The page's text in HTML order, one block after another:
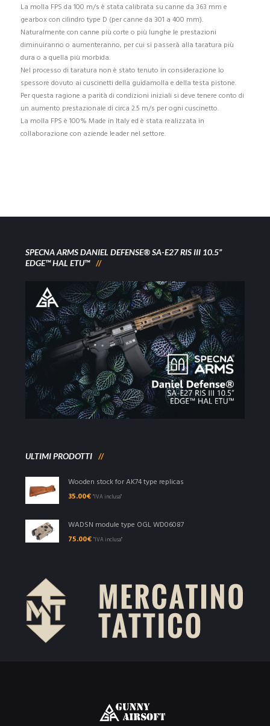
La molla FPS da 100 m/s è stata calibrata su canne da 363 mm e
gearbox con cilindro type D (per canne da 301 a 400 mm).
Naturalmente con canne più corte o più lunghe le prestazioni
diminuiranno o aumenteranno, per cui si passerà alla taratura più
dura o a quella più morbida.
Nel processo di taratura non è stato tenuto in considerazione lo
spessore dovuto ai cuscinetti della guidamolla e della testa pistone.
Per questa ragione a parità di condizioni iniziali si deve tenere conto di
un aumento prestazionale di circa 2.5 m/s per ogni cuscinetto.
La molla FPS è 100% Made in Italy ed è stata realizzata in
collaborazione con aziende leader nel settore.
SPECNA ARMS DANIEL DEFENSE® SA-E27 RIS III 10.5”
EDGE™ HAL ETU™
ULTIMI PRODOTTI
Wooden stock for AK74 type replicas
35.00€ "IVA inclusa"
WADSN module type OGL WD06087
75.00€ "IVA inclusa"